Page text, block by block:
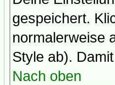
gespeichert.
normalerweise
Style ab).
Nach oben